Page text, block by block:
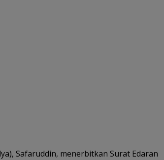
Safaruddin, menerbitkan Surat Edaran